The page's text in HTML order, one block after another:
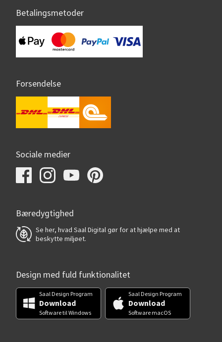
Betalingsmetoder
Forsendelse
Sociale medier
Bæredygtighed
Se her, hvad Saal Digital gør for at hjælpe med at
beskytte miljøet.
Design med fuld funktionalitet
Saal Design Program
Download
Software til Windows
Saal Design Program
Download
Software macOS